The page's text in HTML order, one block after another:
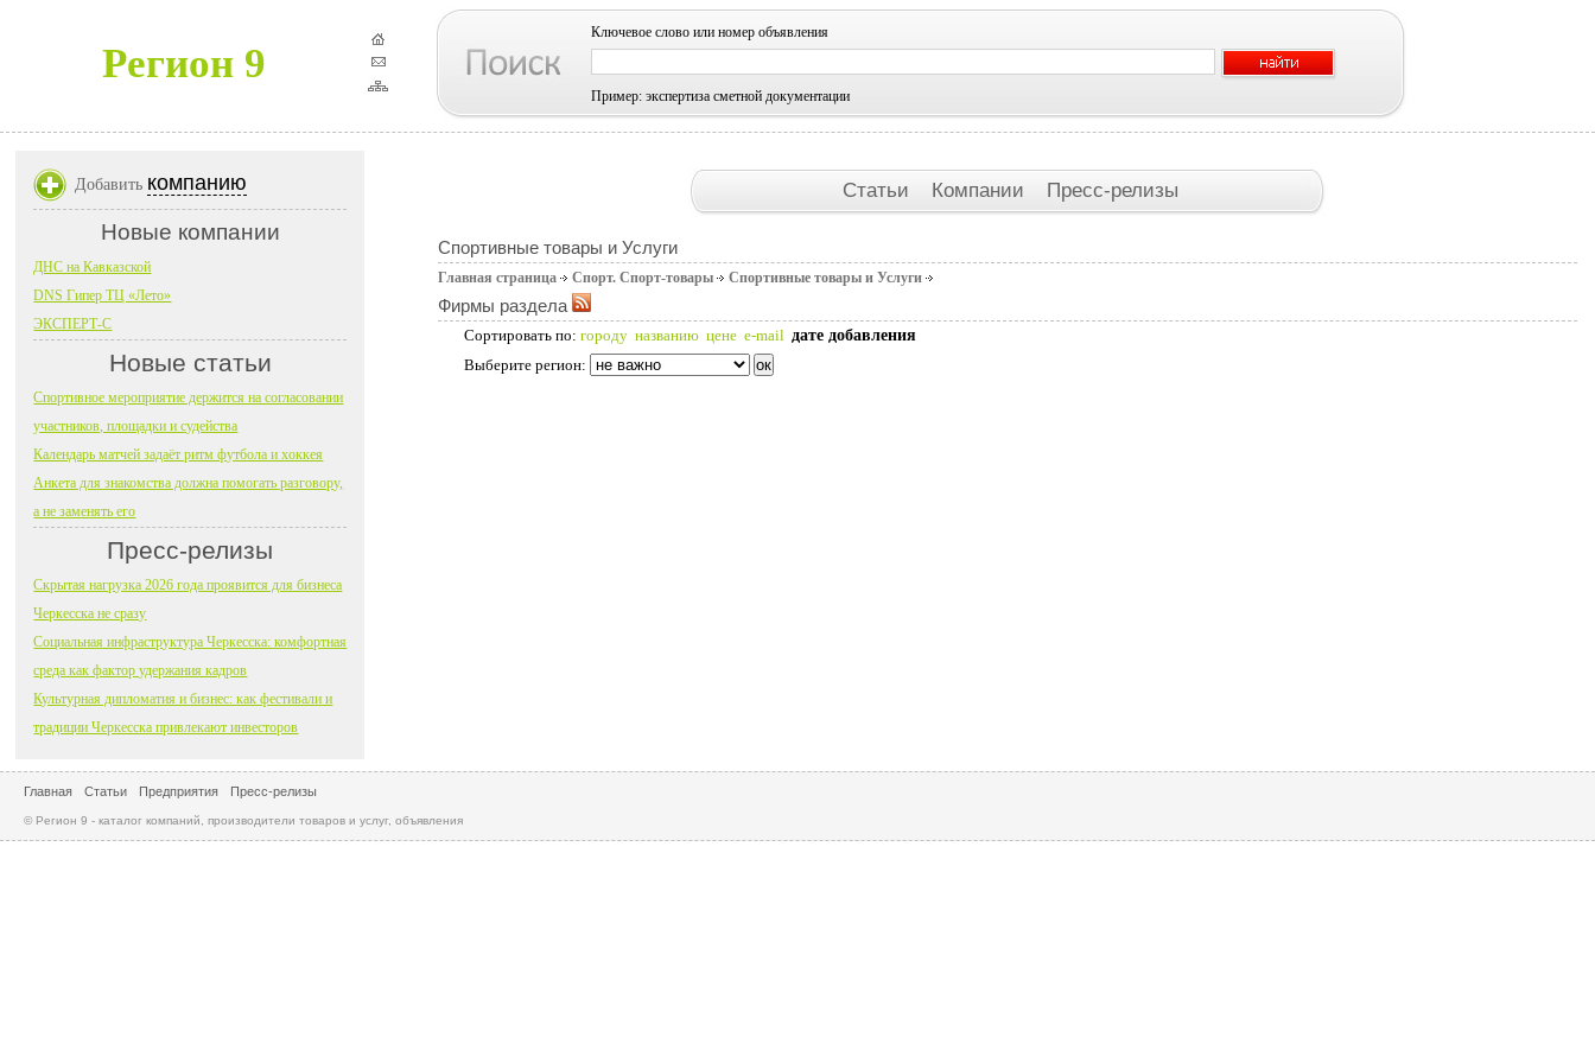
Регион 9
Ключевое слово или номер объявления
Пример: экспертиза сметной документации
Статьи Компании Пресс-релизы
Спортивные товары и Услуги
Главная страница Спорт. Спорт-товары Спортивные товары и Услуги
Фирмы раздела
Сортировать по: городу названию цене e-mail дате добавления
Выберите регион:
Добавить компанию
Новые компании
ДНС на Кавказской
DNS Гипер ТЦ «Лето»
ЭКСПЕРТ-С
Новые статьи
Спортивное мероприятие держится на согласовании
участников, площадки и судейства
Календарь матчей задаёт ритм футбола и хоккея
Анкета для знакомства должна помогать разговору,
а не заменять его
Пресс-релизы
Скрытая нагрузка 2026 года проявится для бизнеса
Черкесска не сразу
Социальная инфраструктура Черкесска: комфортная
среда как фактор удержания кадров
Культурная дипломатия и бизнес: как фестивали и
традиции Черкесска привлекают инвесторов
Главная Статьи Предприятия Пресс-релизы
© Регион 9 - каталог компаний, производители товаров и услуг, объявления